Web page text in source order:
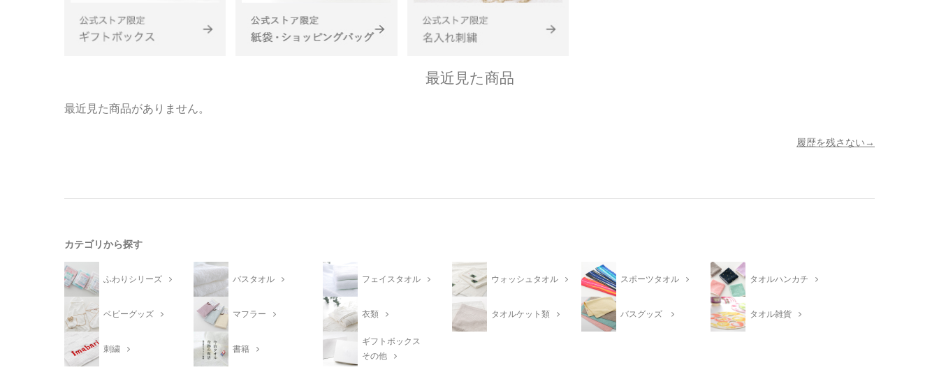
最近見た商品
最近見た商品がありません。
履歴を残さない
カテゴリから探す
ふわりシリーズ バスタオル フェイスタオル ウォッシュタオル スポーツタオル タオルハンカチ
ベビーグッズ マフラー 衣類 タオルケット類 バスグッズ タオル雑貨
刺繍 書籍
ギフトボックス
その他